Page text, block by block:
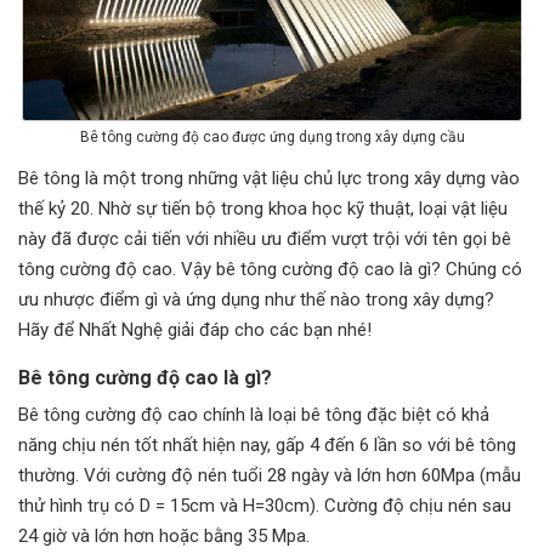
Bê tông cường độ cao được ứng dụng trong xây dựng cầu
Bê tông là một trong những vật liệu chủ lực trong xây dựng vào
thế kỷ 20. Nhờ sự tiến bộ trong khoa học kỹ thuật, loại vật liệu
này đã được cải tiến với nhiều ưu điểm vượt trội với tên gọi bê
tông cường độ cao. Vậy bê tông cường độ cao là gì? Chúng có
ưu nhược điểm gì và ứng dụng như thế nào trong xây dựng?
Hãy để Nhất Nghệ giải đáp cho các bạn nhé!
Bê tông cường độ cao là gì?
Bê tông cường độ cao chính là loại bê tông đặc biệt có khả
năng chịu nén tốt nhất hiện nay, gấp 4 đến 6 lần so với bê tông
thường. Với cường độ nén tuổi 28 ngày và lớn hơn 60Mpa (mẫu
thử hình trụ có D = 15cm và H=30cm). Cường độ chịu nén sau
24 giờ và lớn hơn hoặc bằng 35 Mpa.